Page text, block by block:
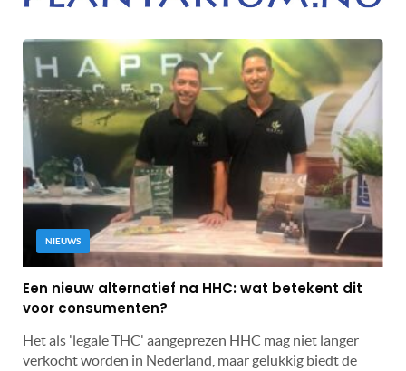
NIEUWS
Een nieuw alternatief na HHC: wat betekent dit
voor consumenten?
Het als 'legale THC' aangeprezen HHC mag niet langer
verkocht worden in Nederland, maar gelukkig biedt de